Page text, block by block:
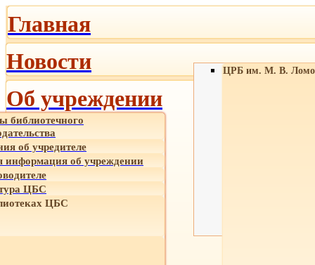
Главная
Новости
Об учреждении
библиотечного
об учредителе
об учреждении
ЦБС
ЦБС
ЦРБ им. М. В.